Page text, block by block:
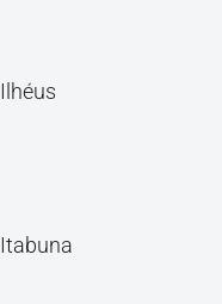
Ilhéus
Itabuna